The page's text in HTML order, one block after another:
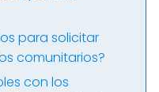
para solicitar
comunitarios?
con los